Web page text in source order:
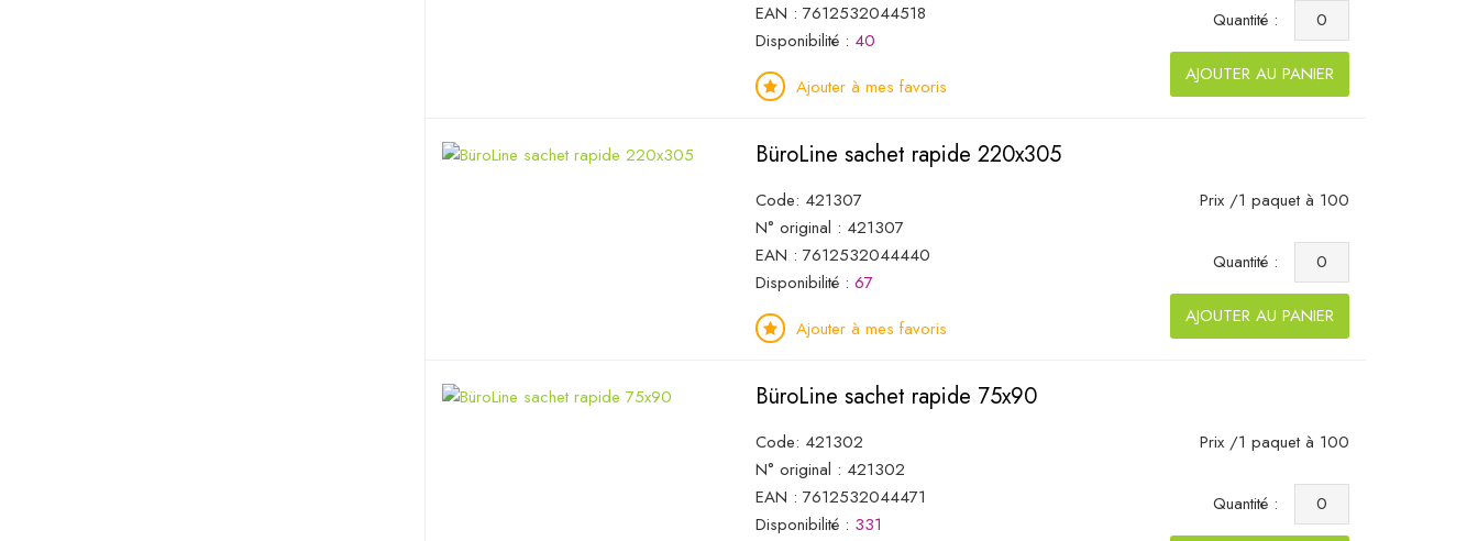
EAN : 7612532044518
Disponibilité : 40
Ajouter à mes favoris
Quantité :
AJOUTER AU PANIER
BüroLine sachet rapide 220x305
Code: 421307
N° original : 421307
EAN : 7612532044440
Disponibilité : 67
Ajouter à mes favoris
Prix /1 paquet à 100
Quantité :
AJOUTER AU PANIER
BüroLine sachet rapide 75x90
Code: 421302
N° original : 421302
EAN : 7612532044471
Disponibilité : 331
Prix /1 paquet à 100
Quantité :